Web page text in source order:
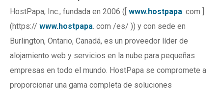
HostPapa, Inc., fundada en 2006 ([ www.hostpapa. com ]
(https:// www.hostpapa. com /es/ )) y con sede en
Burlington, Ontario, Canadá, es un proveedor líder de
alojamiento web y servicios en la nube para pequeñas
empresas en todo el mundo. HostPapa se compromete a
proporcionar una gama completa de soluciones